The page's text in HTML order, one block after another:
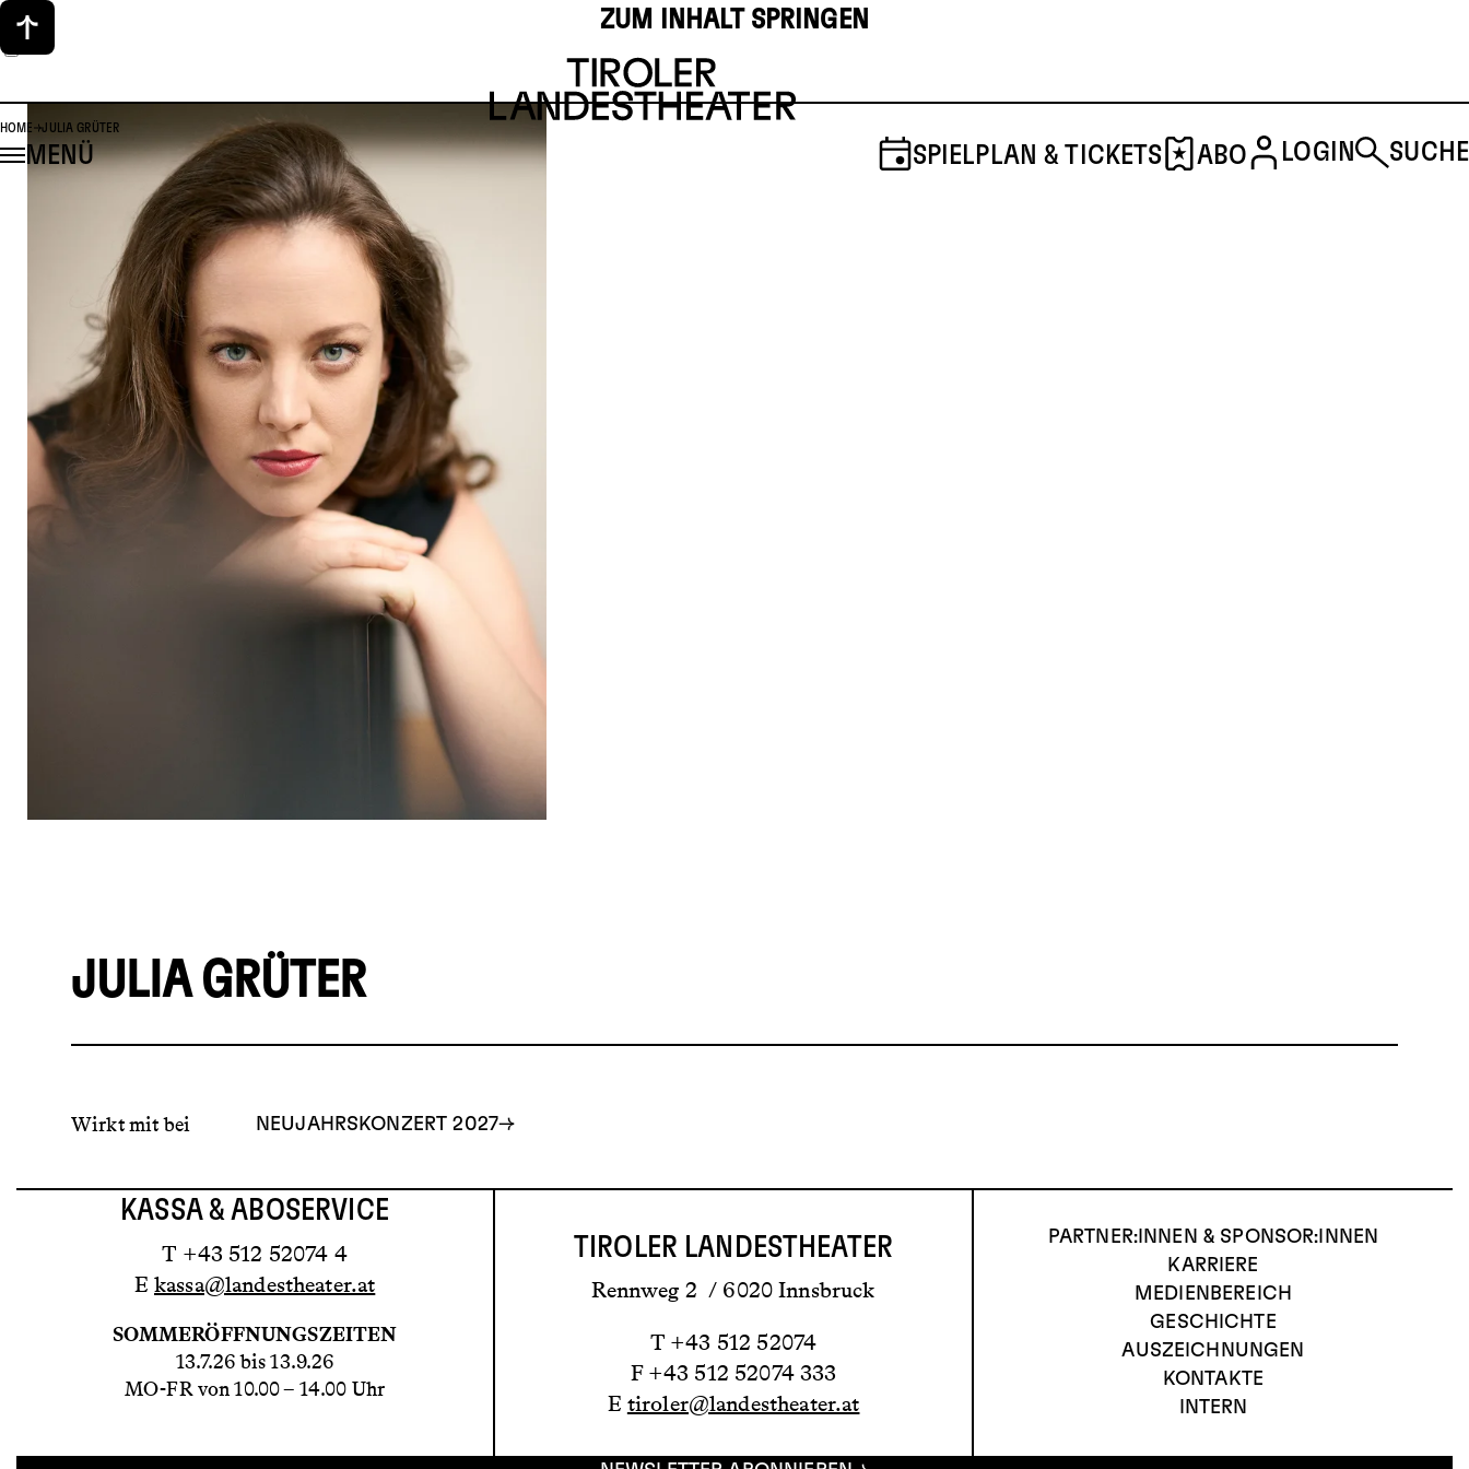
ZUM INHALT SPRINGEN
MENÜ SPIELPLAN & TICKETS ABO LOGIN SUCHE
HOME JULIA GRÜTER
JULIA GRÜTER
Wirkt mit bei NEUJAHRSKONZERT 2027
KASSA & ABOSERVICE
T +43 512 52074 4
E kassa@landestheater.at
SOMMERÖFFNUNGSZEITEN
13.7.26 bis 13.9.26
MO-FR von 10.00 – 14.00 Uhr
TIROLER LANDESTHEATER
Rennweg 2 / 6020 Innsbruck
T +43 512 52074
F +43 512 52074 333
E tiroler@landestheater.at
PARTNER:INNEN & SPONSOR:INNEN
KARRIERE
MEDIENBEREICH
GESCHICHTE
AUSZEICHNUNGEN
KONTAKTE
INTERN